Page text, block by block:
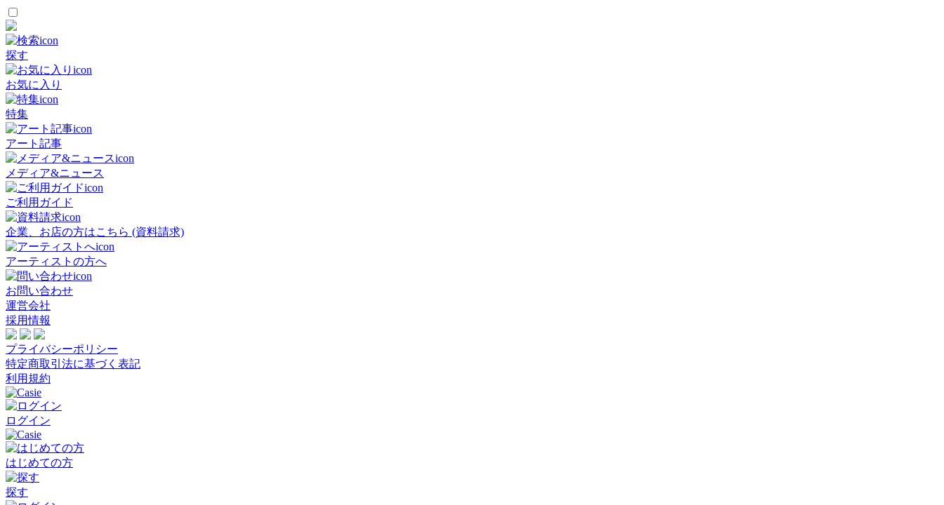
探す
お気に入り
特集
アート記事
メディア&ニュース
ご利用ガイド
企業、お店の方はこちら (資料請求)
アーティストの方へ
お問い合わせ
運営会社
採用情報
プライバシーポリシー
特定商取引法に基づく表記
利用規約
ログイン
はじめての方
探す